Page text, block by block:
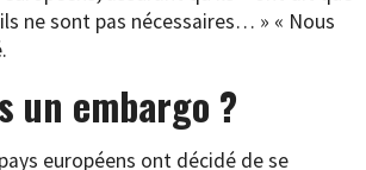
ne sont pas nécessaires… » « Nous
embargo ?
européens ont décidé de se